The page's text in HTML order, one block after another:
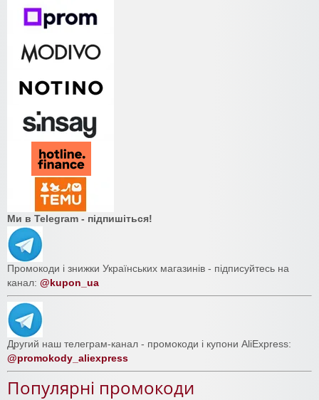
Ми в Telegram - підпишіться!
Промокоди і знижки Українських магазинів - підписуйтесь на
канал: @kupon_ua
Другий наш телеграм-канал - промокоди і купони AliExpress:
@promokody_aliexpress
Популярні промокоди